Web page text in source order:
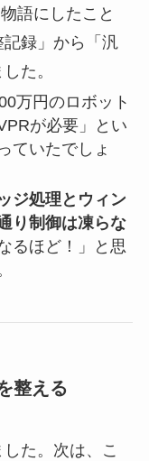
語にしたこと
録」から「汎
た。
万円のロボット
が必要」とい
ていたでしょ
ジ処理とウィン
り制御は凍らな
るほど！」と思
整える
た。次は、こ